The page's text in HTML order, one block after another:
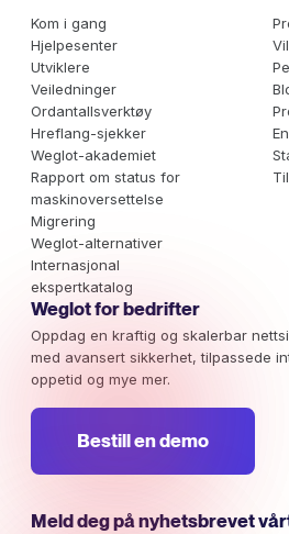
Kom i gang
Hjelpesenter
Utviklere
Veiledninger
Ordantallsverktøy
Hreflang-sjekker
Weglot-akademiet
Rapport om status for
maskinoversettelse
Migrering
Weglot-alternativer
Internasjonal
ekspertkatalog
Weglot for bedrifter
Oppdag en kraftig og skalerbar
med avansert sikkerhet, tilpassede
oppetid og mye mer.
Bestill en demo
Meld deg på nyhetsbrevet